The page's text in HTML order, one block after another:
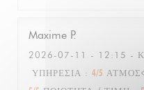
Maxime P
2026-07-11
- 12:15 -
ΥΠΗΡΕΣΊΑ : 4/5